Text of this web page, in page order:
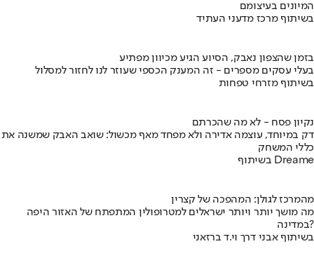
המיונים בעיצומם
בשיתוף מרכז מדעני העתיד
בזמן שהצפון נאבק, הסיוע הגיע מכיוון מפתיע
בעלי עסקים מספרים - זה המענק הכספי שעוזר לנו לחזור למסלול
בשיתוף מזרחי טפחות
נקיון פסח - לא מה שהכרתם
דק במיוחד, עוצמה אדירה ולא מפחד מאף מכשול: שואב האבק שמשנה את
כללי המשחק
בשיתוף Dreame
מהמרכז לגולן: המהפכה של קצרין
מה מושך יותר ויותר ישראלים למטרופולין המתפתח של האזור היפה
במדינה?
בשיתוף אבני דרך וי.ד ברזאני